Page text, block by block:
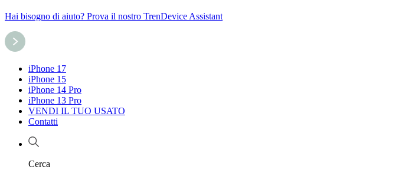
Hai bisogno di aiuto? Prova il nostro TrenDevice Assistant
iPhone 17
iPhone 15
iPhone 14 Pro
iPhone 13 Pro
VENDI IL TUO USATO
Contatti
Cerca